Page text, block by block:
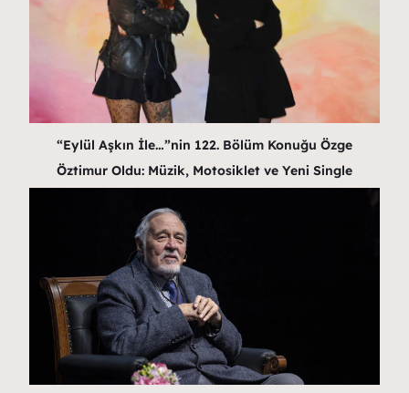
“Eylül Aşkın İle…”nin 122. Bölüm Konuğu Özge
Öztimur Oldu: Müzik, Motosiklet ve Yeni Single